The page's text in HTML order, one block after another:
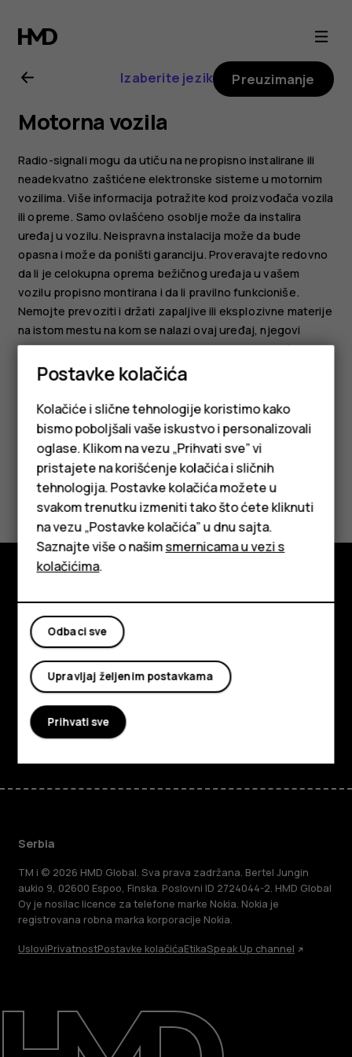
Nokia
8.1
uputstvo
za
korisnika
Pametni telefoni
Klasični telefoni
Tableti
O kompaniji
Izaberite jezik Preuzimanje
Motorna vozila
Radio-signali mogu da utiču na nepropisno instalirane ili
neadekvatno zaštićene elektronske sisteme u motornim
vozilima. Više informacija potražite kod proizvođača vozila
ili opreme. Samo ovlašćeno osoblje može da instalira
uređaj u vozilu. Neispravna instalacija može da bude
opasna i može da poništi garanciju. Proveravajte redovno
da li je celokupna oprema bežičnog uređaja u vašem
vozilu propisno montirana i da li pravilno funkcioniše.
Nemojte prevoziti i držati zapaljive ili eksplozivne materije
na istom mestu na kom se nalazi ovaj uređaj, njegovi
delovi i dodatna oprema. Ne postavljajte svoj uređaj ili
dodatnu opremu u zonu oslobađanja vazdušnog jastuka.
Da li vam je ovo bilo korisno?
Da Ne
Istražite
O kompaniji
Planet and people
Podrška
FacebookInstagram
Tiktok
Serbia
TM i © 2026 HMD Global. Sva prava zadržana. Bertel Jungin
aukio 9, 02600 Espoo, Finska. Poslovni ID 2724044-2. HMD Global
Oy je nosilac licence za telefone marke Nokia. Nokia je
registrovana robna marka korporacije Nokia.
UsloviPrivatnostPostavke kolačićaEtikaSpeak Up channel
Postavke kolačića
Kolačiće i slične tehnologije koristimo kako
bismo poboljšali vaše iskustvo i personalizovali
oglase. Klikom na vezu „Prihvati sve” vi
pristajete na korišćenje kolačića i sličnih
tehnologija. Postavke kolačića možete u
svakom trenutku izmeniti tako što ćete kliknuti
na vezu „Postavke kolačića” u dnu sajta.
Saznajte više o našimsmernicama u vezi s
kolačićima.
Odbaci sve
Upravljaj željenim postavkama
Prihvati sve